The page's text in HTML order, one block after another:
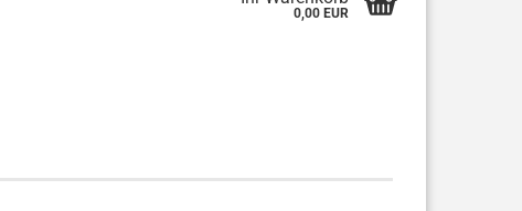
0,00 EUR